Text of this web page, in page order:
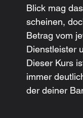
Blick mag
scheinen,
Betrag vom
Dienstleister
Dieser Kurs
immer
der deiner